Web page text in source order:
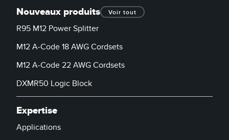
Nouveaux produits Voir tout
R95 M12 Power Splitter
M12 A-Code 18 AWG Cordsets
M12 A-Code 22 AWG Cordsets
DXMR50 Logic Block
Expertise
Applications